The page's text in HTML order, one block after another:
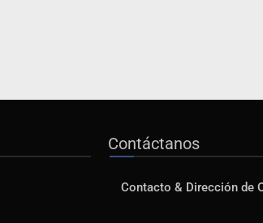
Contáctanos
Contacto & Dirección de